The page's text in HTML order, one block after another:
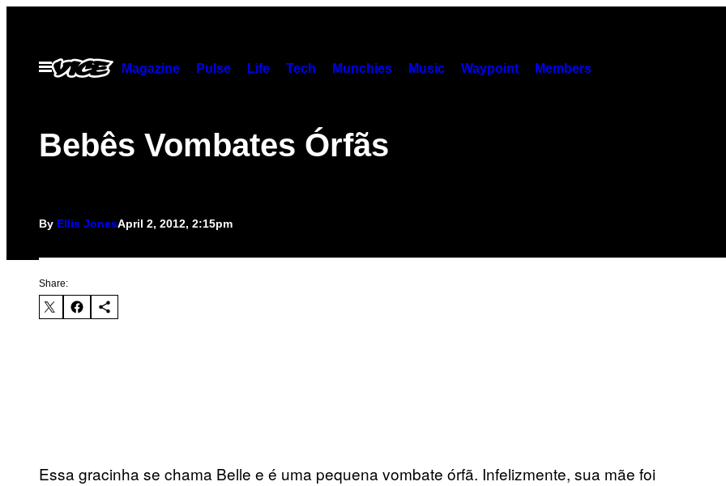
contentOpen
Menu
Magazine Pulse Life Tech Munchies Music Waypoint Members
Bebês Vombates Órfãs
By Ellis JonesApril 2, 2012, 2:15pm
Share:
Essa gracinha se chama Belle e é uma pequena vombate órfã. Infelizmente, sua mãe foi